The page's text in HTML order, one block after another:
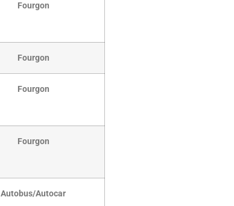
Fourgon
Fourgon
Fourgon
Fourgon
Autobus/Autocar